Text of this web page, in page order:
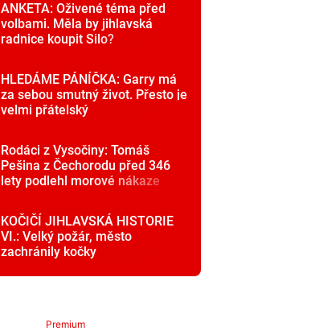
ANKETA: Oživené téma před
volbami. Měla by jihlavská
radnice koupit Silo?
HLEDÁME PÁNÍČKA: Garry má
za sebou smutný život. Přesto je
velmi přátelský
Rodáci z Vysočiny: Tomáš
Pešina z Čechorodu před 346
lety podlehl morové nákaze
KOČIČÍ JIHLAVSKÁ HISTORIE
VI.: Velký požár, město
zachránily kočky
Premium